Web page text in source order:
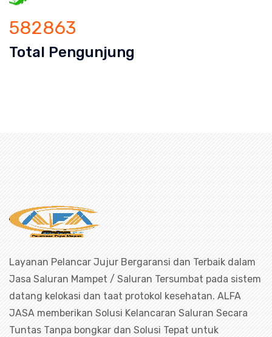
582863
Total Pengunjung
Layanan Pelancar Jujur Bergaransi dan Terbaik dalam
Jasa Saluran Mampet / Saluran Tersumbat pada sistem
datang kelokasi dan taat protokol kesehatan. ALFA
JASA memberikan Solusi Kelancaran Saluran Secara
Tuntas Tanpa bongkar dan Solusi Tepat untuk